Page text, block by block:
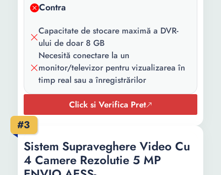
Intrari video:
Actualizare
firmware:
Da, prin USB
Numar canale: 4 Analog + 2 IP
Rezolutie
Maxim: 5MP 1080P
@20fps, compresie video
H.264+
Rezolutie
inregistrare:
Stocare date:
1 HDD 500 GB (inclus)
Contra
Capacitate de stocare maximă a DVR-
ului de doar 8 GB
Necesită conectare la un
monitor/televizor pentru vizualizarea în
timp real sau a înregistrărilor
Click si Verifica Pret
#3
Sistem Supraveghere Video Cu
4 Camere Rezolutie 5 MP